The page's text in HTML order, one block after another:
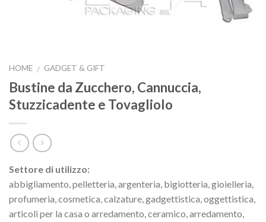
HOME / GADGET & GIFT
Bustine da Zucchero, Cannuccia,
Stuzzicadente e Tovagliolo
Settore di utilizzo:
abbigliamento, pelletteria, argenteria, bigiotteria, gioielleria,
profumeria, cosmetica, calzature, gadgettistica, oggettistica,
articoli per la casa o arredamento, ceramico, arredamento,